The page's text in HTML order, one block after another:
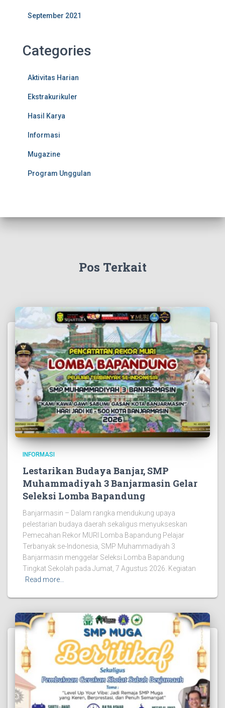
September 2021
Categories
Aktivitas Harian
Ekstrakurikuler
Hasil Karya
Informasi
Mugazine
Program Unggulan
Pos Terkait
INFORMASI
Lestarikan Budaya Banjar, SMP
Muhammadiyah 3 Banjarmasin Gelar
Seleksi Lomba Bapandung
Banjarmasin – Dalam rangka mendukung upaya
pelestarian budaya daerah sekaligus menyukseskan
Pemecahan Rekor MURI Lomba Bapandung Pelajar
Terbanyak se-Indonesia, SMP Muhammadiyah 3
Banjarmasin menggelar Seleksi Lomba Bapandung
Tingkat Sekolah pada Jumat, 7 Agustus 2026. Kegiatan
Read more…